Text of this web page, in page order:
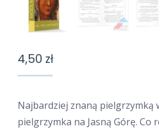
4,50 zł
Najbardziej znaną pielgrzymką
pielgrzymka na Jasną Górę. Co